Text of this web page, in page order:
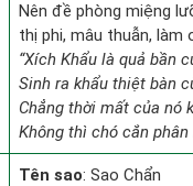
Nên đề phòng miệng
thị phi, mâu thuẫn, làm
“Xích Khẩu là quả bần
Sinh ra khẩu thiệt bàn
Chẳng thời mất của nó
Không thì chó cắn phân
Tên sao: Sao Chẩn